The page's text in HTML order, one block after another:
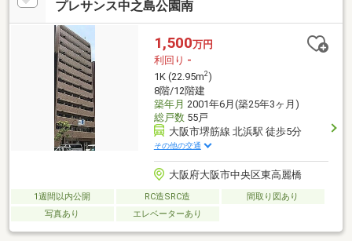
プレサンス中之島公園南
1,500万円
利回り -
1K (22.95m2)
8階/12階建
築年月 2001年6月(築25年3ヶ月)
総戸数55戸
大阪市堺筋線 北浜駅 徒歩5分
その他の交通
大阪府大阪市中央区東高麗橋
1週間以内公開 RC造SRC造
間取り図あり
写真あり
エレベーターあり